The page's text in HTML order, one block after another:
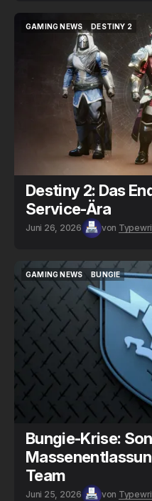
GAMING NEWS
GAMING NEWS
DESTINY 2
DESTINY 2
Destiny 2: Das
Service-Ära
Juni 26, 2026 von
GAMING NEWS
GAMING NEWS
BUNGIE
BUNGIE
Bungie-Krise:
Team
Juni 25, 2026 von